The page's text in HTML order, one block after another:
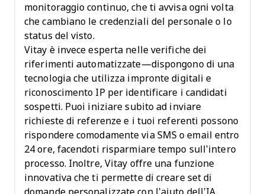
monitoraggio continuo, che ti avvisa ogni volta
che cambiano le credenziali del personale o lo
status del visto.
Vitay è invece esperta nelle verifiche dei
riferimenti automatizzate—dispongono di una
tecnologia che utilizza impronte digitali e
riconoscimento IP per identificare i candidati
sospetti. Puoi iniziare subito ad inviare
richieste di referenze e i tuoi referenti possono
rispondere comodamente via SMS o email entro
24 ore, facendoti risparmiare tempo sull’intero
processo. Inoltre, Vitay offre una funzione
innovativa che ti permette di creare set di